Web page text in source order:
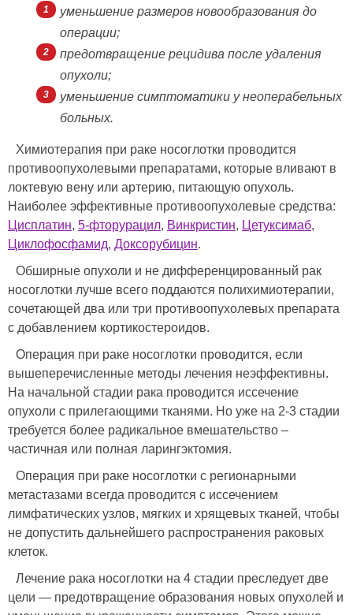
уменьшение размеров новообразования до
операции;
предотвращение рецидива после удаления
опухоли;
уменьшение симптоматики у неоперабельных
больных.
Химиотерапия при раке носоглотки проводится
противоопухолевыми препаратами, которые вливают в
локтевую вену или артерию, питающую опухоль.
Наиболее эффективные противоопухолевые средства:
Цисплатин, 5-фторурацил, Винкристин, Цетуксимаб,
Циклофосфамид, Доксорубицин.
Обширные опухоли и не дифференцированный рак
носоглотки лучше всего поддаются полихимиотерапии,
сочетающей два или три противоопухолевых препарата
с добавлением кортикостероидов.
Операция при раке носоглотки проводится, если
вышеперечисленные методы лечения неэффективны.
На начальной стадии рака проводится иссечение
опухоли с прилегающими тканями. Но уже на 2-3 стадии
требуется более радикальное вмешательство –
частичная или полная ларингэктомия.
Операция при раке носоглотки с регионарными
метастазами всегда проводится с иссечением
лимфатических узлов, мягких и хрящевых тканей, чтобы
не допустить дальнейшего распространения раковых
клеток.
Лечение рака носоглотки на 4 стадии преследует две
цели — предотвращение образования новых опухолей и